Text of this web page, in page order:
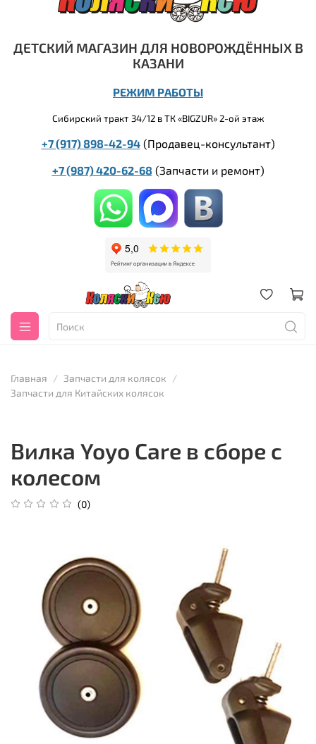
ДЕТСКИЙ МАГАЗИН ДЛЯ НОВОРОЖДЁННЫХ В
КАЗАНИ
РЕЖИМ РАБОТЫ
Сибирский тракт 34/12 в ТК «BIGZUR» 2-ой этаж
+7 (917) 898-42-94(Продавец-консультант)
+7 (987) 420-62-68 (Запчасти и ремонт)
Главная
Запчасти для колясок
Запчасти для Китайских колясок
Вилка Yoyo Care в сборе с
колесом
(0)